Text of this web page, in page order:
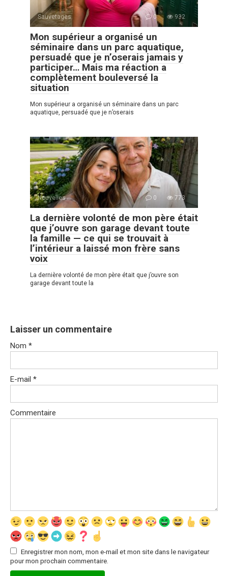
Sauvetages 0 932
Mon supérieur a organisé un
séminaire dans un parc aquatique,
persuadé que je n’oserais jamais y
participer… Mais ma réaction a
complètement bouleversé la
situation
Mon supérieur a organisé un séminaire dans un parc
aquatique, persuadé que je n’oserais
Nouvelles 0 773
La dernière volonté de mon père était
que j’ouvre son garage devant toute
la famille — ce qui se trouvait à
l’intérieur a laissé mon frère sans
voix
La dernière volonté de mon père était que j’ouvre son
garage devant toute la
Laisser un commentaire
Nom *
E-mail *
Commentaire
Enregistrer mon nom, mon e-mail et mon site dans le navigateur
pour mon prochain commentaire.